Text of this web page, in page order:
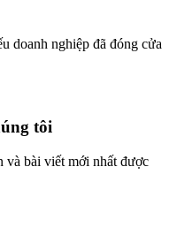
doanh nghiệp đã đóng cửa
tôi
và bài viết mới nhất được